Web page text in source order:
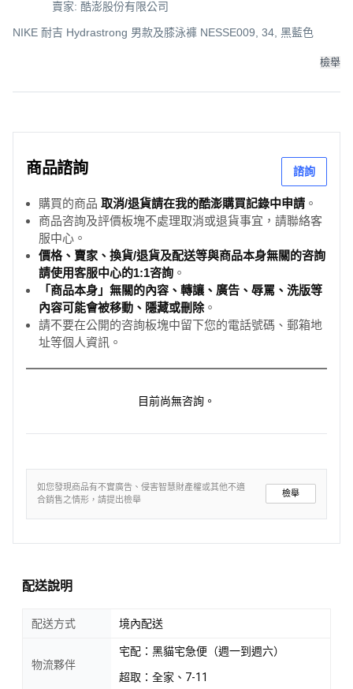
賣家: 酷澎股份有限公司
NIKE 耐吉 Hydrastrong 男款及膝泳褲 NESSE009, 34, 黑藍色
檢舉
商品諮詢 諮詢
購買的商品 取消/退貨請在我的酷澎購買記錄中申請 。
商品咨詢及評價板塊不處理取消或退貨事宜，請聯絡客
服中心。
價格、賣家、換貨/退貨及配送等與商品本身無關的咨詢
請使用客服中心的1:1咨詢 。
「商品本身」無關的內容、轉讓、廣告、辱罵、洗版等
內容可能會被移動、隱藏或刪除。
請不要在公開的咨詢板塊中留下您的電話號碼、郵箱地
址等個人資訊。
目前尚無咨詢。
如您發現商品有不實廣告、侵害智慧財產權或其他不適
合銷售之情形，請提出檢舉
檢舉
配送說明
配送方式 境內配送
物流夥伴
宅配：黑貓宅急便（週一到週六）
超取：全家、7-11